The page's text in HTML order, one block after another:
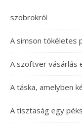
szobrokról
A simson tökéletes
A szoftver vásárlás
A táska, amelyben
A tisztaság egy